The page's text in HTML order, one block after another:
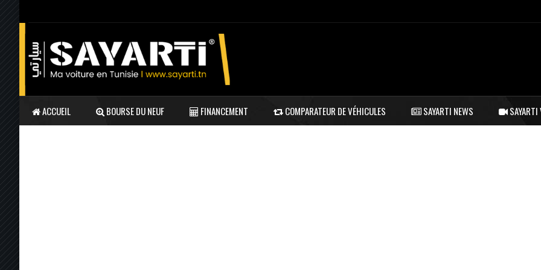
ACCUEIL BOURSE DU NEUF FINANCEMENT COMPARATEUR DE VÉHICULES SAYARTI NEWS